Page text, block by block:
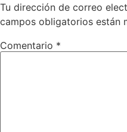
Tu dirección de correo
campos obligatorios están
Comentario *